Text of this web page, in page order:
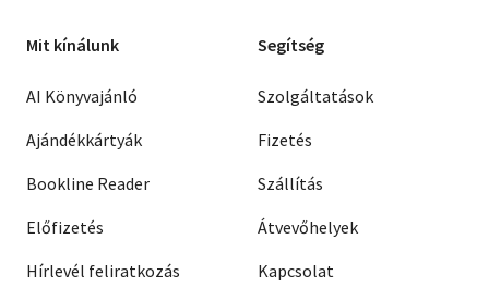
Mit kínálunk
AI Könyvajánló
Ajándékkártyák
Bookline Reader
Előfizetés
Hírlevél feliratkozás
Segítség
Szolgáltatások
Fizetés
Szállítás
Átvevőhelyek
Kapcsolat